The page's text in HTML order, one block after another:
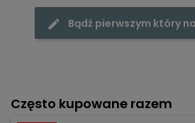
Bądź pierwszym który
Często kupowane razem